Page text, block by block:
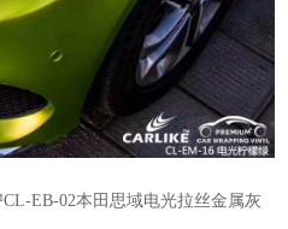
EB-02本田思域电光拉丝金属灰